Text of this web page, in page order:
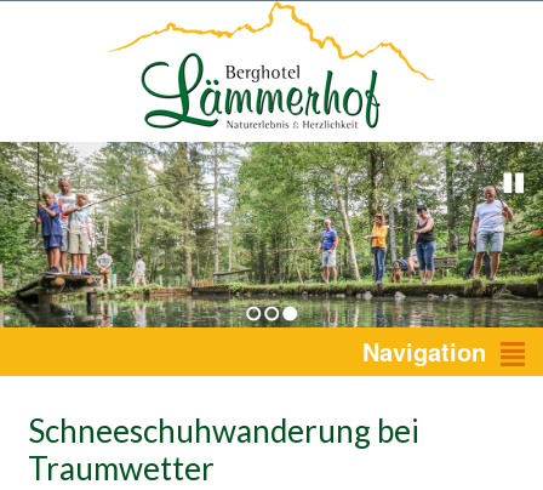
1 2 3 Navigation
Schneeschuhwanderung bei
Traumwetter